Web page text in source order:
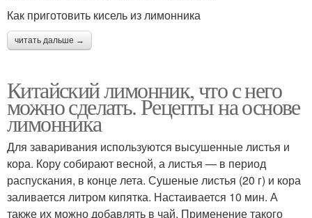
Как приготовить кисель из лимонника
читать дальше →
Китайский лимонник, что с него
можно сделать. Рецепты на основе
лимонника
Для заваривания используются высушенные листья и
кора. Кору собирают весной, а листья — в период
распускания, в конце лета. Сушеные листья (20 г) и кора
заливается литром кипятка. Настаивается 10 мин. А
также их можно добавлять в чай. Применение такого